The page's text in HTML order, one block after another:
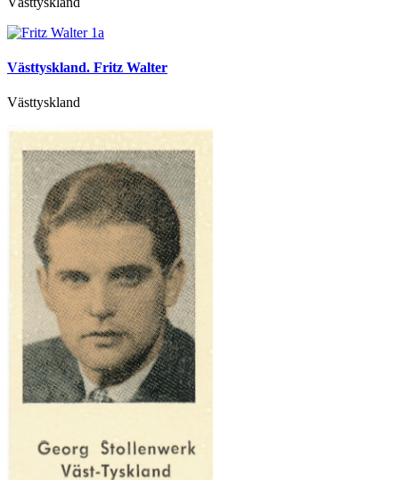
Västtyskland. Fritz Walter
Västtyskland